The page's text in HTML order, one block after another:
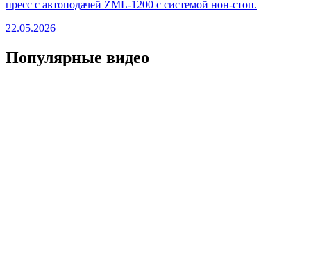
пресс с автоподачей ZML-1200 с системой нон-стоп.
22.05.2026
Популярные видео